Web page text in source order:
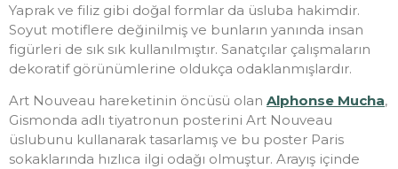
Yaprak ve filiz gibi doğal formlar da üsluba hakimdir.
Soyut motiflere değinilmiş ve bunların yanında insan
figürleri de sık sık kullanılmıştır. Sanatçılar çalışmaların
dekoratif görünümlerine oldukça odaklanmışlardır.
Art Nouveau hareketinin öncüsü olan Alphonse Mucha,
Gismonda adlı tiyatronun posterini Art Nouveau
üslubunu kullanarak tasarlamış ve bu poster Paris
sokaklarında hızlıca ilgi odağı olmuştur. Arayış içinde